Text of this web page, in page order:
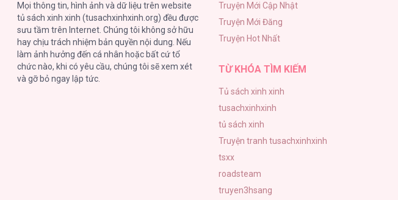
Mọi thông tin, hình ảnh và dữ liệu trên website
tủ sách xinh xinh (tusachxinhxinh.org) đều được
sưu tầm trên Internet. Chúng tôi không sở hữu
hay chịu trách nhiệm bản quyền nội dung. Nếu
làm ảnh hưởng đến cá nhân hoặc bất cứ tổ
chức nào, khi có yêu cầu, chúng tôi sẽ xem xét
và gỡ bỏ ngay lập tức.
Truyện Mới Cập Nhật
Truyện Mới Đăng
Truyện Hot Nhất
TỪ KHÓA TÌM KIẾM
Tủ sách xinh xinh
tusachxinhxinh
tủ sách xinh
Truyện tranh tusachxinhxinh
tsxx
roadsteam
truyen3hsang